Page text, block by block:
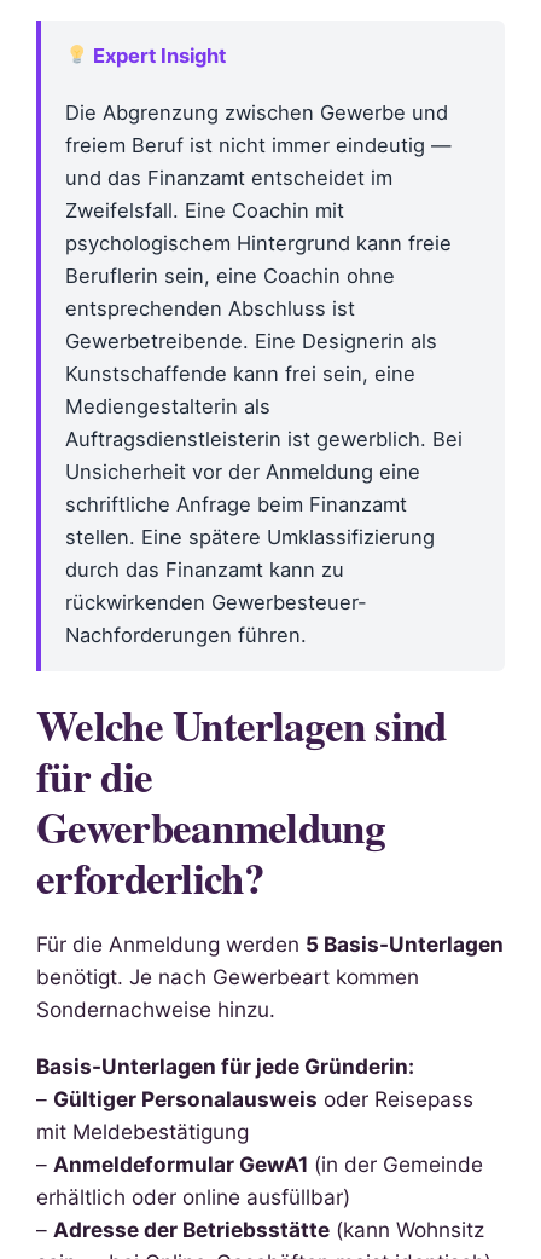
Expert Insight
Die Abgrenzung zwischen Gewerbe und
freiem Beruf ist nicht immer eindeutig —
und das Finanzamt entscheidet im
Zweifelsfall. Eine Coachin mit
psychologischem Hintergrund kann freie
Beruflerin sein, eine Coachin ohne
entsprechenden Abschluss ist
Gewerbetreibende. Eine Designerin als
Kunstschaffende kann frei sein, eine
Mediengestalterin als
Auftragsdienstleisterin ist gewerblich. Bei
Unsicherheit vor der Anmeldung eine
schriftliche Anfrage beim Finanzamt
stellen. Eine spätere Umklassifizierung
durch das Finanzamt kann zu
rückwirkenden Gewerbesteuer-
Nachforderungen führen.
Welche Unterlagen sind
für die
Gewerbeanmeldung
erforderlich?
Für die Anmeldung werden 5 Basis-Unterlagen
benötigt. Je nach Gewerbeart kommen
Sondernachweise hinzu.
Basis-Unterlagen für jede Gründerin:
– Gültiger Personalausweis oder Reisepass
mit Meldebestätigung
– Anmeldeformular GewA1 (in der Gemeinde
erhältlich oder online ausfüllbar)
– Adresse der Betriebsstätte (kann Wohnsitz